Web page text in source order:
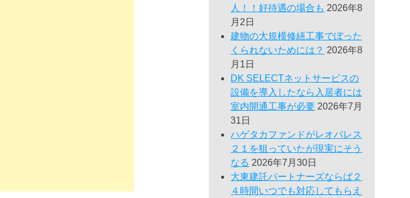
人！！好待遇の場合も 2026年8
月2日
建物の大規模修繕工事でぼった
くられないためには？ 2026年8
月1日
DK SELECTネットサービスの
設備を導入したなら入居者には
室内開通工事が必要 2026年7月
31日
ハゲタカファンドがレオパレス
２１を狙っていたが現実にそう
なる 2026年7月30日
大東建託パートナーズならば２
４時間いつでも対応してもらえ